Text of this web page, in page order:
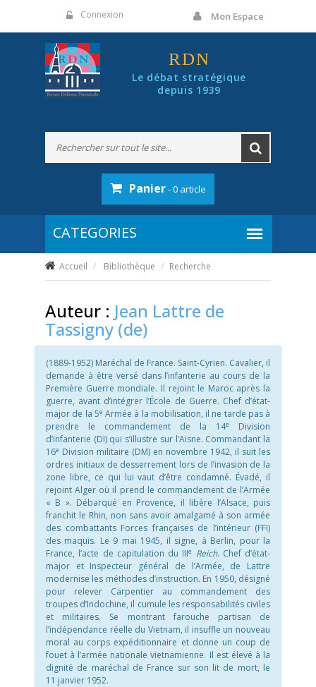
Connexion Mon Espace
RDN
Le débat stratégique
depuis 1939
Panier- 0 article
Accueil Bibliothèque Recherche
Auteur : Jean Lattre de
Tassigny (de)
(1889-1952) Maréchal de France. Saint-Cyrien. Cavalier, il
demande à être versé dans l’infanterie au cours de la
Première Guerre mondiale. Il rejoint le Maroc après la
guerre, avant d’intégrer l’École de Guerre. Chef d’état-
major de la 5e Armée à la mobilisation, il ne tarde pas à
prendre le commandement de la 14e
Division
d’infanterie (DI) qui s’illustre sur l’Aisne. Commandant la
16e Division militaire (DM) en novembre 1942, il suit les
ordres initiaux de desserrement lors de l’invasion de la
zone libre, ce qui lui vaut d’être condamné. Évadé, il
rejoint Alger où il prend le commandement de l’Armée
« B ». Débarqué en Provence, il libère l’Alsace, puis
franchit le Rhin, non sans avoir amalgamé à son armée
des combattants Forces françaises de l’intérieur (FFI)
des maquis. Le 9 mai 1945, il signe, à Berlin, pour la
France, l’acte de capitulation du IIIe Reich. Chef d’état-
major et Inspecteur général de l’Armée, de Lattre
modernise les méthodes d’instruction. En 1950, désigné
pour relever Carpentier au commandement des
troupes d’Indochine, il cumule les responsabilités civiles
et militaires. Se montrant farouche partisan de
l’indépendance réelle du Vietnam, il insuffle un nouveau
moral au corps expéditionnaire et donne un coup de
fouet à l’armée nationale vietnamienne. Il est élevé à la
dignité de maréchal de France sur son lit de mort, le
11 janvier 1952.